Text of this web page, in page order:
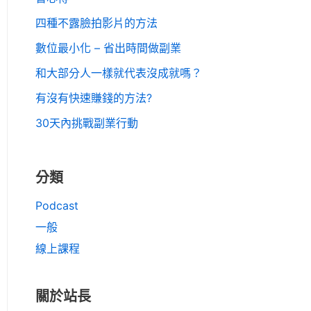
四種不露臉拍影片的方法
數位最小化 – 省出時間做副業
和大部分人一樣就代表沒成就嗎？
有沒有快速賺錢的方法?
30天內挑戰副業行動
分類
Podcast
一般
線上課程
關於站長